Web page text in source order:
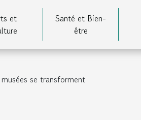
et
Santé et Bien-
être
se transforment